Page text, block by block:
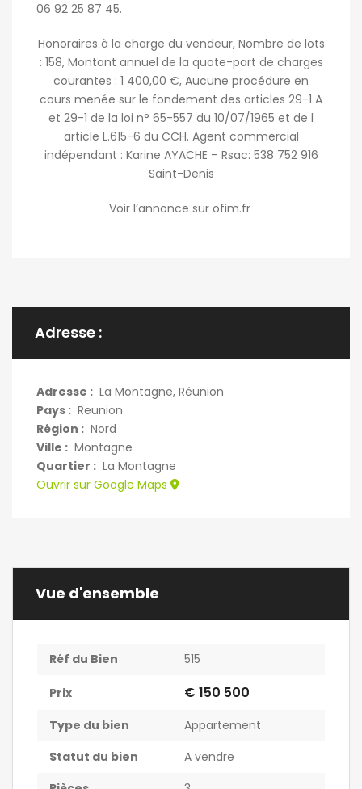
06 92 25 87 45.
Honoraires à la charge du vendeur, Nombre de lots
: 158, Montant annuel de la quote-part de charges
courantes : 1 400,00 €, Aucune procédure en
cours menée sur le fondement des articles 29-1 A
et 29-1 de la loi n° 65-557 du 10/07/1965 et de l
article L.615-6 du CCH. Agent commercial
indépendant : Karine AYACHE – Rsac: 538 752 916
Saint-Denis
Voir l’annonce sur ofim.fr
Adresse :
Adresse : La Montagne, Réunion
Pays : Reunion
Région : Nord
Ville : Montagne
Quartier : La Montagne
Ouvrir sur Google Maps
Vue d'ensemble
Réf du Bien 515
Prix € 150 500
Type du bien
Appartement
Statut du bien
A vendre